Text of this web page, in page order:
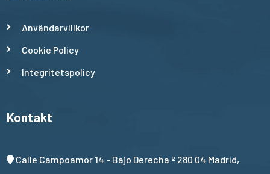
Användarvillkor
Cookie Policy
Integritetspolicy
Kontakt
Calle Campoamor 14 - Bajo Derecha º 280 04 Madrid,